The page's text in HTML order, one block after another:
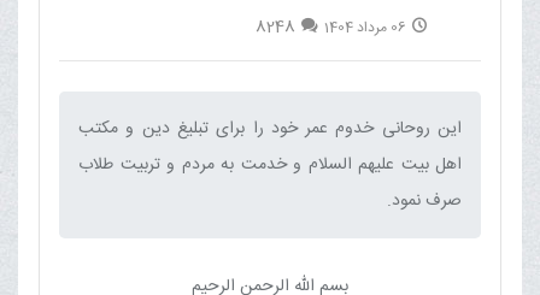
06 مرداد 1404 8248
این روحانی خدوم عمر خود را برای تبلیغ دین و مکتب
اهل بیت علیهم السلام و خدمت به مردم و تربیت طلاب
صرف نمود.‌
بسم الله الرحمن الرحیم